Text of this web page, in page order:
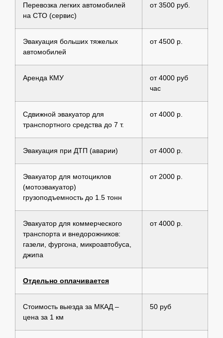
Перевозка легких автомобилей
на СТО (сервис)
от 3500 руб.
Эвакуация больших тяжелых
автомобилей
от 4500 р.
Аренда КМУ
от 4000 руб
час
Сдвижной эвакуатор для
транспортного средства до 7 т.
от 4000 р.
Эвакуация при ДТП (аварии) от 4000 р.
Эвакуатор для мотоциклов
(мотоэвакуатор)
грузоподъемность до 1.5 тонн
от 2000 р.
Эвакуатор для коммерческого
транспорта и внедорожников:
газели, фургона, микроавтобуса,
джипа
от 4000 р.
Отдельно оплачивается
Стоимость выезда за МКАД –
цена за 1 км
50 руб